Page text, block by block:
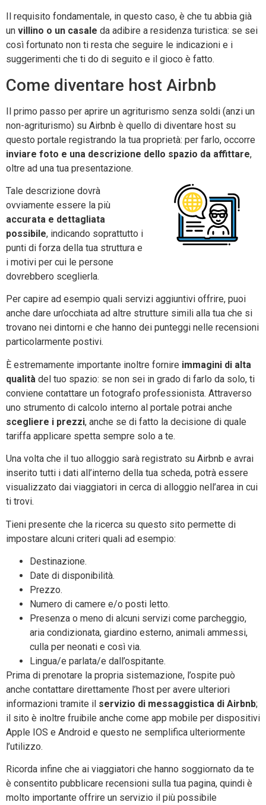
Il requisito fondamentale, in questo caso, è che tu abbia già
un villino o un casale da adibire a residenza turistica: se sei
così fortunato non ti resta che seguire le indicazioni e i
suggerimenti che ti do di seguito e il gioco è fatto.
Come diventare host Airbnb
Il primo passo per aprire un agriturismo senza soldi (anzi un
non-agriturismo) su Airbnb è quello di diventare host su
questo portale registrando la tua proprietà: per farlo, occorre
inviare foto e una descrizione dello spazio da affittare,
oltre ad una tua presentazione.
Tale descrizione dovrà
ovviamente essere la più
accurata e dettagliata
possibile, indicando soprattutto i
punti di forza della tua struttura e
i motivi per cui le persone
dovrebbero sceglierla.
Per capire ad esempio quali servizi aggiuntivi offrire, puoi
anche dare un’occhiata ad altre strutture simili alla tua che si
trovano nei dintorni e che hanno dei punteggi nelle recensioni
particolarmente postivi.
È estremamente importante inoltre fornire immagini di alta
qualità del tuo spazio: se non sei in grado di farlo da solo, ti
conviene contattare un fotografo professionista. Attraverso
uno strumento di calcolo interno al portale potrai anche
scegliere i prezzi, anche se di fatto la decisione di quale
tariffa applicare spetta sempre solo a te.
Una volta che il tuo alloggio sarà registrato su Airbnb e avrai
inserito tutti i dati all’interno della tua scheda, potrà essere
visualizzato dai viaggiatori in cerca di alloggio nell’area in cui
ti trovi.
Tieni presente che la ricerca su questo sito permette di
impostare alcuni criteri quali ad esempio:
Destinazione.
Date di disponibilità.
Prezzo.
Numero di camere e/o posti letto.
Presenza o meno di alcuni servizi come parcheggio,
aria condizionata, giardino esterno, animali ammessi,
culla per neonati e così via.
Lingua/e parlata/e dall’ospitante.
Prima di prenotare la propria sistemazione, l’ospite può
anche contattare direttamente l’host per avere ulteriori
informazioni tramite il servizio di messaggistica di Airbnb;
il sito è inoltre fruibile anche come app mobile per dispositivi
Apple IOS e Android e questo ne semplifica ulteriormente
l’utilizzo.
Ricorda infine che ai viaggiatori che hanno soggiornato da te
è consentito pubblicare recensioni sulla tua pagina, quindi è
molto importante offrire un servizio il più possibile